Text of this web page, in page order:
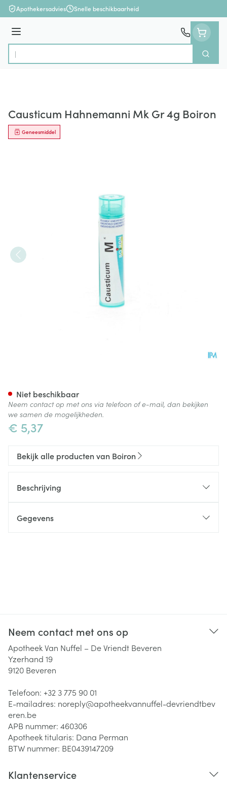
Ga naar de inhoud
Apothekersadvies Snelle beschikbaarheid
Menu
Product, merk, categorie...
Zoek
Causticum Hahnemanni Mk Gr 4g Boiron
Geneesmiddel
€ 5,37
Niet beschikbaar
Neem contact op met ons via telefoon of e-mail, dan bekijken
we samen de mogelijkheden.
Bekijk alle producten van Boiron
Beschrijving
Gegevens
Neem contact met ons op
Apotheek Van Nuffel – De Vriendt Beveren
Yzerhand 19
9120 Beveren
Telefoon: +32 3 775 90 01
E-mailadres: noreply@apotheekvannuffel-devriendtbev
eren.be
APB nummer: 460306
Apotheek titularis: Dana Perman
BTW nummer: BE0439147209
Klantenservice